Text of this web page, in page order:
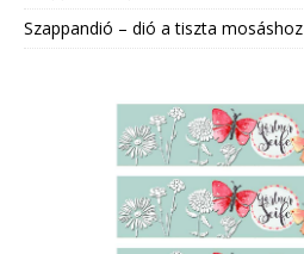
Szappandió – dió a tiszta mosáshoz